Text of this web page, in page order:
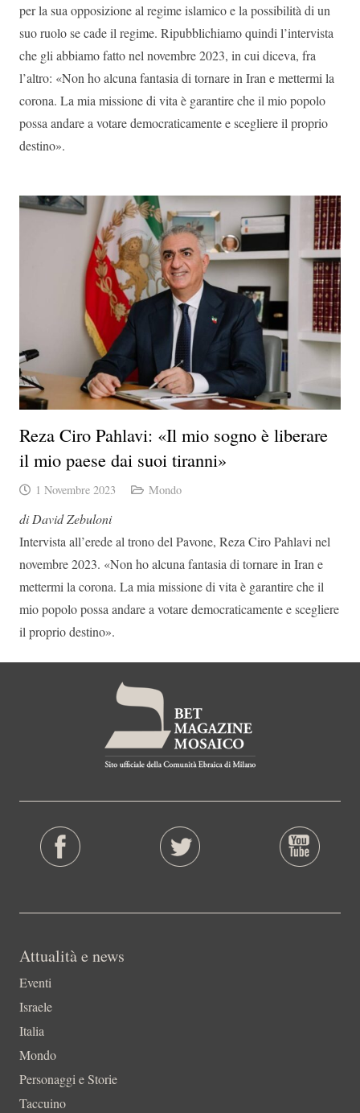
per la sua opposizione al regime islamico e la possibilità di un
suo ruolo se cade il regime. Ripubblichiamo quindi l’intervista
che gli abbiamo fatto nel novembre 2023, in cui diceva, fra
l’altro: «Non ho alcuna fantasia di tornare in Iran e mettermi la
corona. La mia missione di vita è garantire che il mio popolo
possa andare a votare democraticamente e scegliere il proprio
destino».
Reza Ciro Pahlavi: «Il mio sogno è liberare
il mio paese dai suoi tiranni»
1 Novembre 2023 Mondo
di David Zebuloni
Intervista all’erede al trono del Pavone, Reza Ciro Pahlavi nel
novembre 2023. «Non ho alcuna fantasia di tornare in Iran e
mettermi la corona. La mia missione di vita è garantire che il
mio popolo possa andare a votare democraticamente e scegliere
il proprio destino».
Attualità e news
Eventi
Israele
Italia
Mondo
Personaggi e Storie
Taccuino